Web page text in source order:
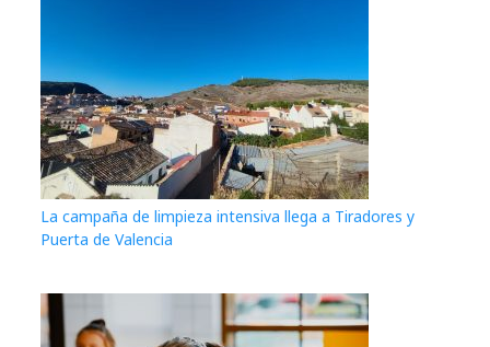
La campaña de limpieza intensiva llega a Tiradores y
Puerta de Valencia